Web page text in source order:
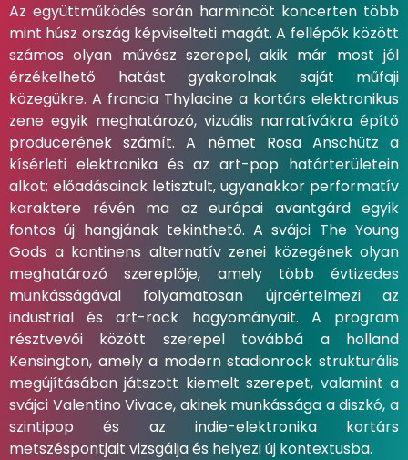
Az együttműködés során harmincöt koncerten több
mint húsz ország képviselteti magát. A fellépők között
számos olyan művész szerepel, akik már most jól
érzékelhető hatást gyakorolnak saját műfaji
közegükre. A francia Thylacine a kortárs elektronikus
zene egyik meghatározó, vizuális narratívákra építő
producerének számít. A német Rosa Anschütz a
kísérleti elektronika és az art-pop határterületein
alkot; előadásainak letisztult, ugyanakkor performatív
karaktere révén ma az európai avantgárd egyik
fontos új hangjának tekinthető. A svájci The Young
Gods a kontinens alternatív zenei közegének olyan
meghatározó szereplője, amely több évtizedes
munkásságával folyamatosan újraértelmezi az
industrial és art-rock hagyományait. A program
résztvevői között szerepel továbbá a holland
Kensington, amely a modern stadionrock strukturális
megújításában játszott kiemelt szerepet, valamint a
svájci Valentino Vivace, akinek munkássága a diszkó, a
szintipop és az indie-elektronika kortárs
metszéspontjait vizsgálja és helyezi új kontextusba.